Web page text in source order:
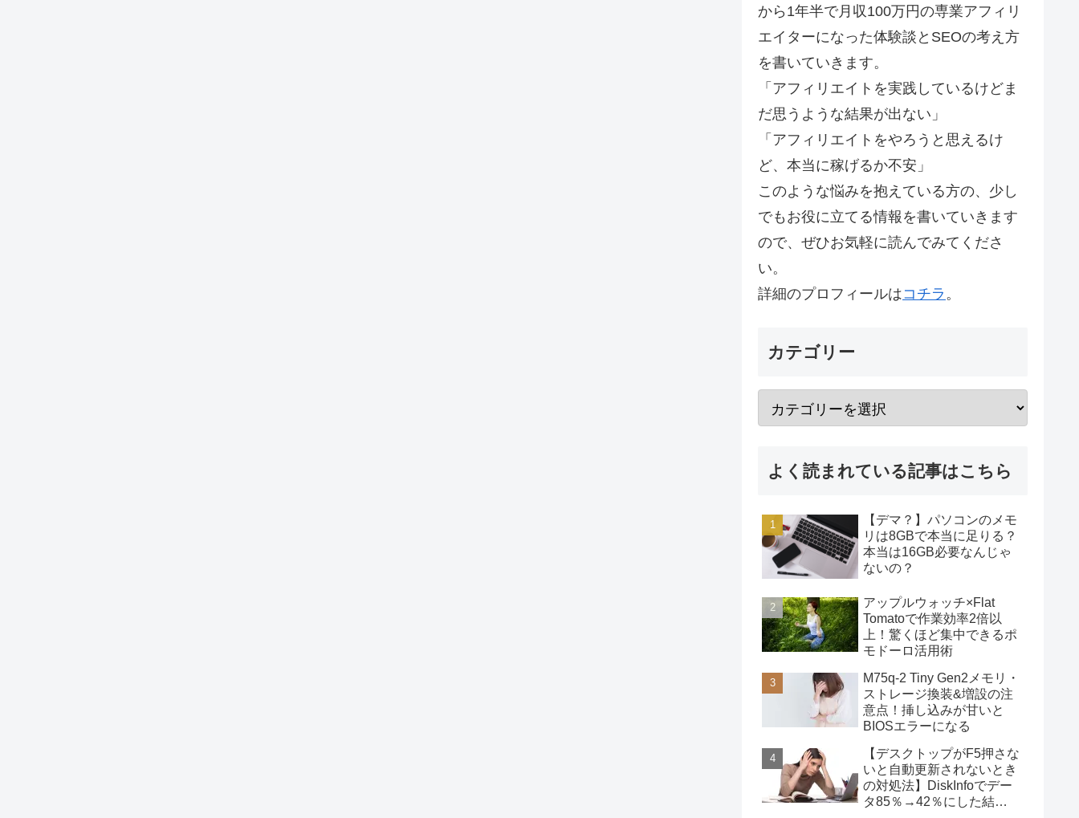
から1年半で月収100万円の専業アフィリ
エイターになった体験談とSEOの考え方
を書いていきます。
「アフィリエイトを実践しているけどま
だ思うような結果が出ない」
「アフィリエイトをやろうと思えるけ
ど、本当に稼げるか不安」
このような悩みを抱えている方の、少し
でもお役に立てる情報を書いていきます
ので、ぜひお気軽に読んでみてくださ
い。
詳細のプロフィールはコチラ 。
カテゴリー
よく読まれている記事はこちら
【デマ？】パソコンのメモ
リは8GBで本当に足りる？
本当は16GB必要なんじゃ
ないの？
アップルウォッチ×Flat
Tomatoで作業効率2倍以
上！驚くほど集中できるポ
モドーロ活用術
M75q-2 Tiny Gen2メモリ・
ストレージ換装&増設の注
意点！挿し込みが甘いと
BIOSエラーになる
【デスクトップがF5押さな
いと自動更新されないとき
の対処法】DiskInfoでデー
タ85％→42％にした結